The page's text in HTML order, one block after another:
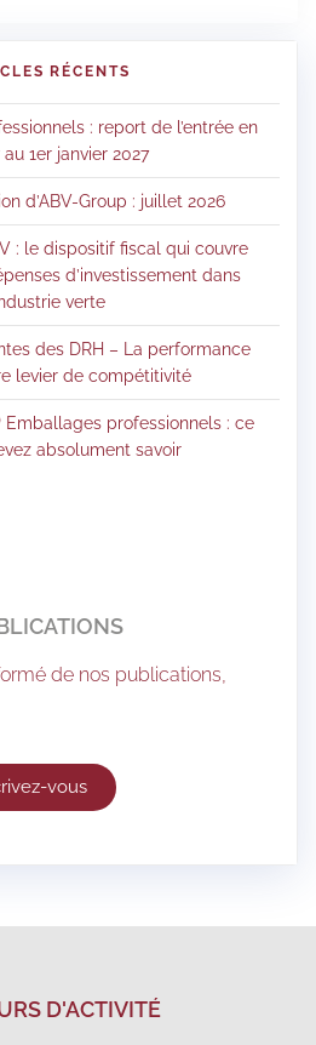
RÉCENTS
: report de l’entrée en
1er janvier 2027
d’ABV-Group : juillet 2026
: le dispositif fiscal qui couvre
d’investissement dans
verte
des DRH – La performance
levier de compétitivité
Emballages professionnels : ce
absolument savoir
de nos publications,
vous
D'ACTIVITÉ